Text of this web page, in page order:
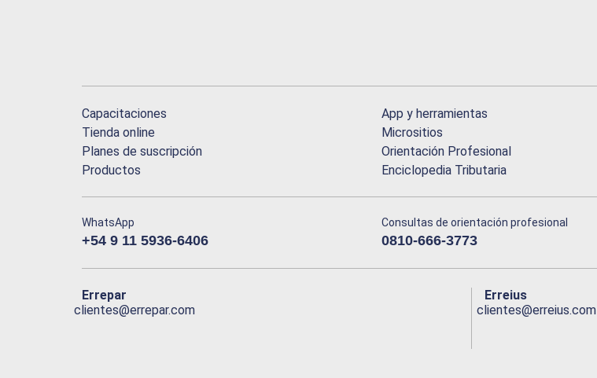
Capacitaciones
Tienda online
Planes de suscripción
Productos
App y herramientas
Micrositios
Orientación Profesional
Enciclopedia Tributaria
WhatsApp
+54 9 11 5936-6406
Consultas de orientación profesional
0810-666-3773
Errepar
clientes@errepar.com
Erreius
clientes@erreius.com